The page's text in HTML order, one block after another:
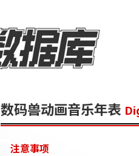
数码兽动画音乐年表
注意事项